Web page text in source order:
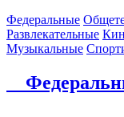
Федеральные
Развлекательные
Музыкальные